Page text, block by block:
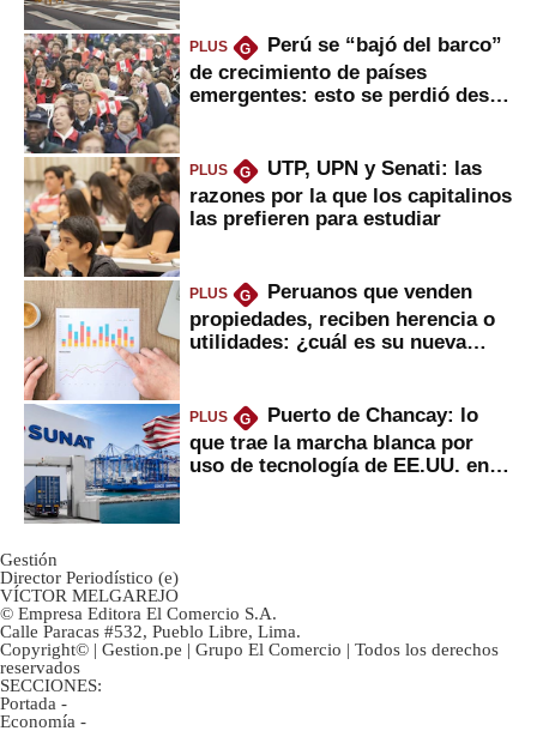
PLUS G
Perú se “bajó del barco”
de crecimiento de países
emergentes: esto se perdió desde
PLUS G
UTP, UPN y Senati: las
razones por la que los capitalinos
las prefieren para estudiar
PLUS G
Peruanos que venden
propiedades, reciben herencia o
utilidades: ¿cuál es su nueva
PLUS G
Puerto de Chancay: lo
que trae la marcha blanca por
uso de tecnología de EE.UU. en
Gestión
Director Periodístico (e)
VÍCTOR MELGAREJO
© Empresa Editora El Comercio S.A.
Calle Paracas #532, Pueblo Libre, Lima.
Copyright© | Gestion.pe | Grupo El Comercio | Todos los derechos
reservados
SECCIONES:
Portada -
Economía -